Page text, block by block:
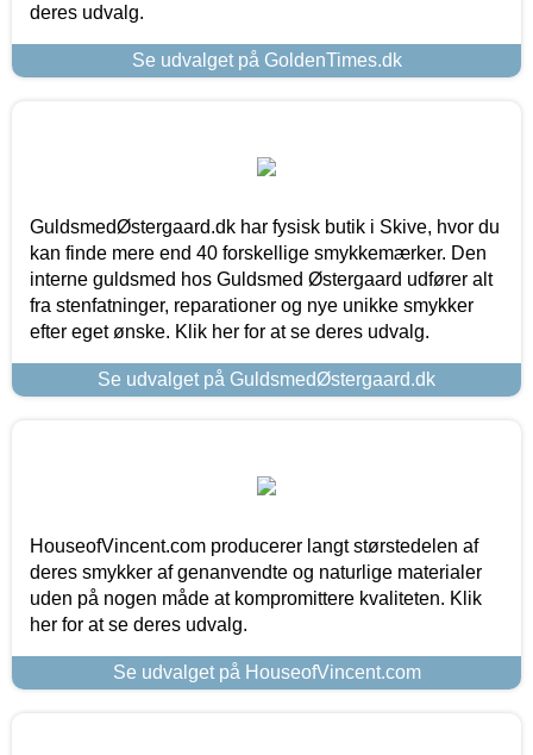
deres udvalg.
Se udvalget på GoldenTimes.dk
GuldsmedØstergaard.dk har fysisk butik i Skive, hvor du
kan finde mere end 40 forskellige smykkemærker. Den
interne guldsmed hos Guldsmed Østergaard udfører alt
fra stenfatninger, reparationer og nye unikke smykker
efter eget ønske. Klik her for at se deres udvalg.
Se udvalget på GuldsmedØstergaard.dk
HouseofVincent.com producerer langt størstedelen af
deres smykker af genanvendte og naturlige materialer
uden på nogen måde at kompromittere kvaliteten. Klik
her for at se deres udvalg.
Se udvalget på HouseofVincent.com